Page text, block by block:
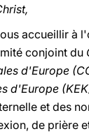
accueillir à
conjoint du
d'Europe
d'Europe
et des
de prière